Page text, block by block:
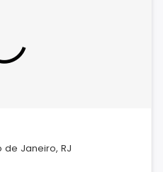
de Janeiro, RJ